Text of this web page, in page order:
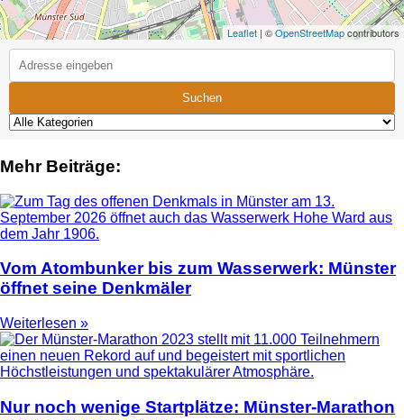
Leaflet | ©OpenStreetMapcontributors
Suchen
Mehr Beiträge:
Vom Atombunker bis zum Wasserwerk: Münster
öffnet seine Denkmäler
Weiterlesen »
Nur noch wenige Startplätze: Münster-Marathon